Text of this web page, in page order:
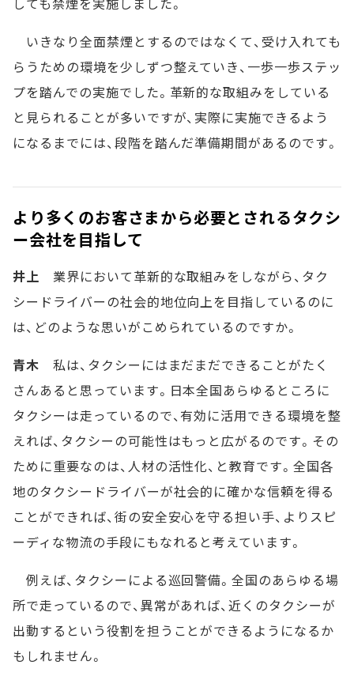
いきなり全面禁煙とするのではなくて、受け入れても
らうための環境を少しずつ整えていき、一歩一歩ステッ
プを踏んでの実施でした。革新的な取組みをしている
と見られることが多いですが、実際に実施できるよう
になるまでには、段階を踏んだ準備期間があるのです。
より多くのお客さまから必要とされるタクシ
ー会社を目指して
井上 業界において革新的な取組みをしながら、タク
シードライバーの社会的地位向上を目指しているのに
は、どのような思いがこめられているのですか。
青木 私は、タクシーにはまだまだできることがたく
さんあると思っています。日本全国あらゆるところに
タクシーは走っているので、有効に活用できる環境を整
えれば、タクシーの可能性はもっと広がるのです。その
ために重要なのは、人材の活性化、と教育です。全国各
地のタクシードライバーが社会的に確かな信頼を得る
ことができれば、街の安全安心を守る担い手、よりスピ
ーディな物流の手段にもなれると考えています。
例えば、タクシーによる巡回警備。全国のあらゆる場
所で走っているので、異常があれば、近くのタクシーが
出動するという役割を担うことができるようになるか
もしれません。